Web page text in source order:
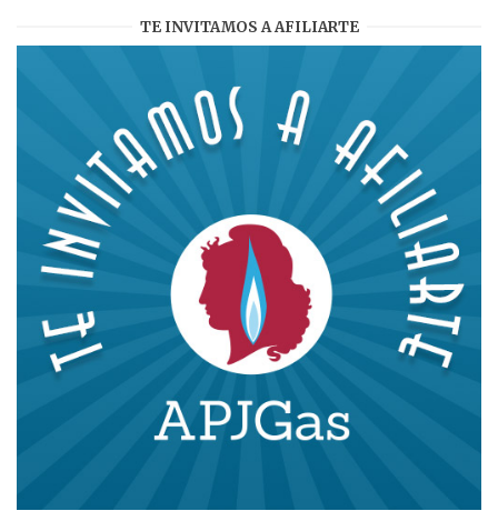
TE INVITAMOS A AFILIARTE